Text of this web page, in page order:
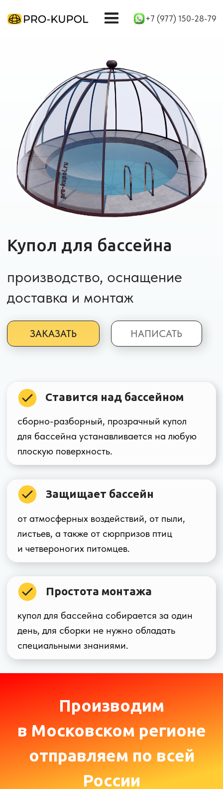
+7 (977) 150-28-79
НАПИСАТЬ
Купол для бассейна
производство, оснащение
доставка и монтаж
Ставится над бассейном
сборно-разборный, прозрачный купол
плоскую поверхность.
и четвероногих питомцев.
Простота монтажа
купол для бассейна собирается за один
день, для сборки не нужно обладать
Производим
в Московском регионе
отправляем по всей
Фото куполов
для бассейна
Дверь (половина открывания), цвет Ral 7024